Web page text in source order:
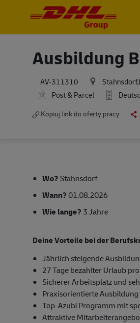
Ausbildung
AV-311310
Post & Parcel
Kopiuj link do oferty pracy
Wo? Stahnsdorf
Wann?01.08.2026
Wie lange? 3 Jahre
Deine Vorteile bei der
Jährlich steigende
27 Tage bezahlter Urlaub
Sicherer Arbeitsplatz und
Praxisorientierte
Top-Azubi Programm mit
Attraktive